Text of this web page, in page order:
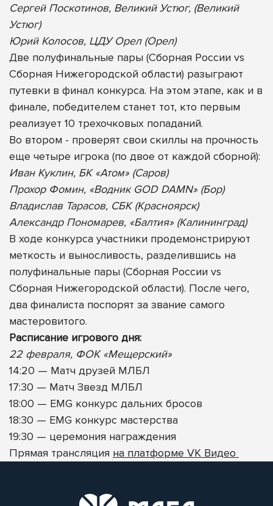
Сергей Поскотинов, Великий Устюг, (Великий
Устюг)
Юрий Колосов, ЦДУ Орел (Орел)
Две полуфинальные пары (Сборная России vs
Сборная Нижегородской области) разыграют
путевки в финал конкурса. На этом этапе, как и в
финале, победителем станет тот, кто первым
реализует 10 трехочковых попаданий.
Во втором - проверят свои скиллы на прочность
еще четыре игрока (по двое от каждой сборной):
Иван Куклин, БК «Атом» (Саров)
Прохор Фомин, «Водник GOD DAMN» (Бор)
Владислав Тарасов, СБК (Красноярск)
Александр Пономарев, «Балтия» (Калининград)
В ходе конкурса участники продемонстрируют
меткость и выносливость, разделившись на
полуфинальные пары (Сборная России vs
Сборная Нижегородской области). После чего,
два финалиста поспорят за звание самого
мастеровитого.
Расписание игрового дня:
22 февраля, ФОК «Мещерский»
14:20 — Матч друзей МЛБЛ
17:30 — Матч Звезд МЛБЛ
18:00 — EMG конкурс дальних бросов
18:30 — EMG конкурс мастерства
19:30 — церемония награждения
Прямая трансляция на платформе VK Видео